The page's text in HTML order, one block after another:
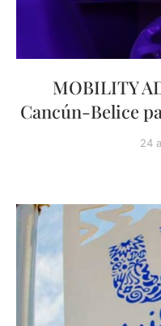
MOBILITY
Cancún-Belice
24